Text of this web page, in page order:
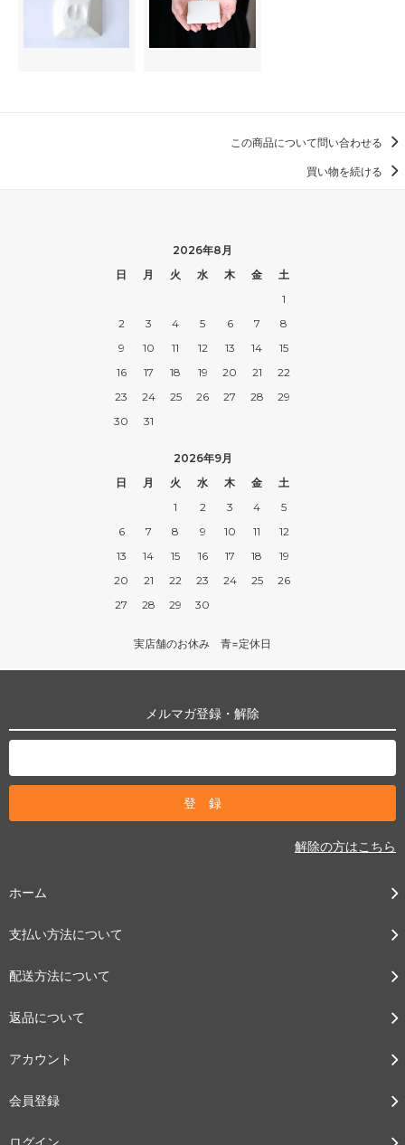
この商品について問い合わせる
買い物を続ける
2026年8月
日
月 火 水 木 金
土
1
2
3 4 5 6 7
8
9
10 11 12 13 14
15
16
17 18 19 20 21
22
23
24 25 26 27 28
29
30
31
2026年9月
日
月 火 水 木 金
土
1
2 3 4
5
6
7 8 9 10 11
12
13
14 15 16 17 18
19
20
21 22 23 24 25
26
27
28 29 30
実店舗のお休み 青=定休日
メルマガ登録・解除
解除の方はこちら
ホーム
支払い方法について
配送方法について
返品について
アカウント
会員登録
ログイン